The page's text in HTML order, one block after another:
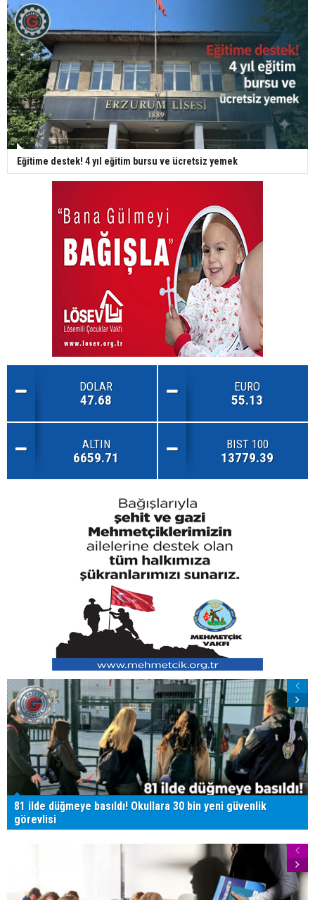
Eğitime destek! 4 yıl eğitim bursu ve ücretsiz yemek
DOLAR
47.68
EURO
55.13
ALTIN
6659.71
BIST 100
13779.39
81 ilde düğmeye basıldı! Okullara 30 bin yeni güvenlik
görevlisi